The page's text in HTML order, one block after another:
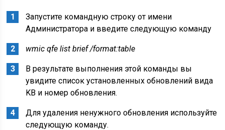
Запустите командную строку от имени
Администратора и введите следующую команду
wmic qfe list brief /format:table
В результате выполнения этой команды вы
увидите список установленных обновлений вида
KB и номер обновления.
Для удаления ненужного обновления используйте
следующую команду.